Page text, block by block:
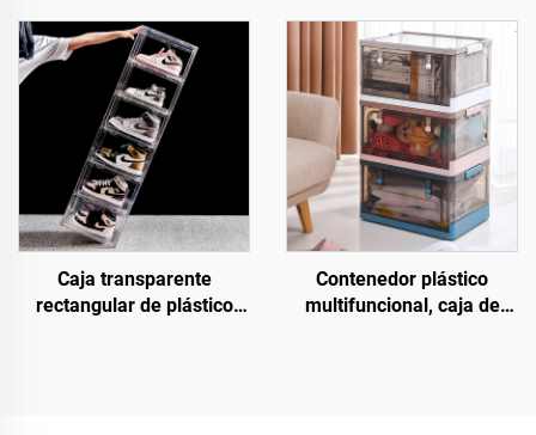
de estilo sencillo y gran
capacidad, hecho de
plástico PP
con doble apertura,
desmontable, plegable,
para camping
Caja transparente
rectangular de plástico
Contenedor plástico
multifuncional, caja de